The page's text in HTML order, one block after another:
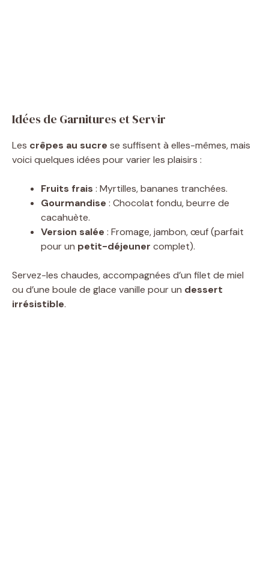
Idées de Garnitures et Servir
Les crêpes au sucre se suffisent à elles-mêmes, mais
voici quelques idées pour varier les plaisirs :
Fruits frais : Myrtilles, bananes tranchées.
Gourmandise : Chocolat fondu, beurre de
cacahuète.
Version salée : Fromage, jambon, œuf (parfait
pour un petit-déjeuner complet).
Servez-les chaudes, accompagnées d’un filet de miel
ou d’une boule de glace vanille pour un dessert
irrésistible.